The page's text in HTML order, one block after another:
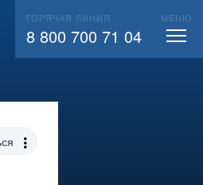
СЛЕСАРЯ
ГОРЯЧАЯ ЛИНИЯ
8 800 700 71 04
МЕНЮ